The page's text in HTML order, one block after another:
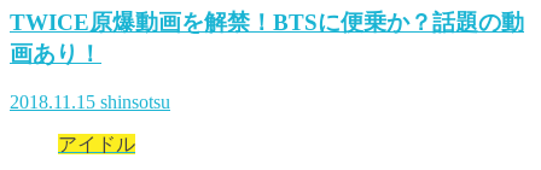
TWICE原爆動画を解禁！BTSに便乗か？話題の動
画あり！
2018.11.15 shinsotsu
アイドル